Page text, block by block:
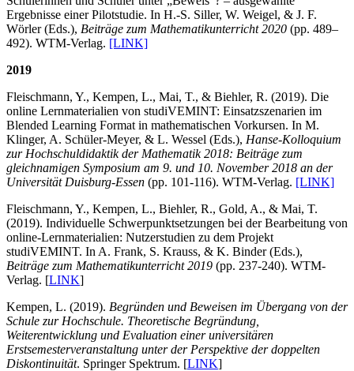
Ergebnisse einer Pilotstudie. In H.-S. Siller, W. Weigel, & J. F.
Wörler (Eds.), Beiträge zum Mathematikunterricht 2020 (pp. 489–
492). WTM-Verlag. [LINK]
2019
Fleischmann, Y., Kempen, L., Mai, T., & Biehler, R. (2019). Die
online Lernmaterialien von studiVEMINT: Einsatzszenarien im
Blended Learning Format in mathematischen Vorkursen. In M.
Klinger, A. Schüler-Meyer, & L. Wessel (Eds.), Hanse-Kolloquium
zur Hochschuldidaktik der Mathematik 2018: Beiträge zum
gleichnamigen Symposium am 9. und 10. November 2018 an der
Universität Duisburg-Essen (pp. 101-116). WTM-Verlag. [LINK]
Fleischmann, Y., Kempen, L., Biehler, R., Gold, A., & Mai, T.
(2019). Individuelle Schwerpunktsetzungen bei der Bearbeitung von
online-Lernmaterialien: Nutzerstudien zu dem Projekt
studiVEMINT. In A. Frank, S. Krauss, & K. Binder (Eds.),
Beiträge zum Mathematikunterricht 2019 (pp. 237-240). WTM-
Verlag. [LINK]
Kempen, L. (2019). Begründen und Beweisen im Übergang von der
Schule zur Hochschule. Theoretische Begründung,
Weiterentwicklung und Evaluation einer universitären
Erstsemesterveranstaltung unter der Perspektive der doppelten
Diskontinuität. Springer Spektrum. [LINK]